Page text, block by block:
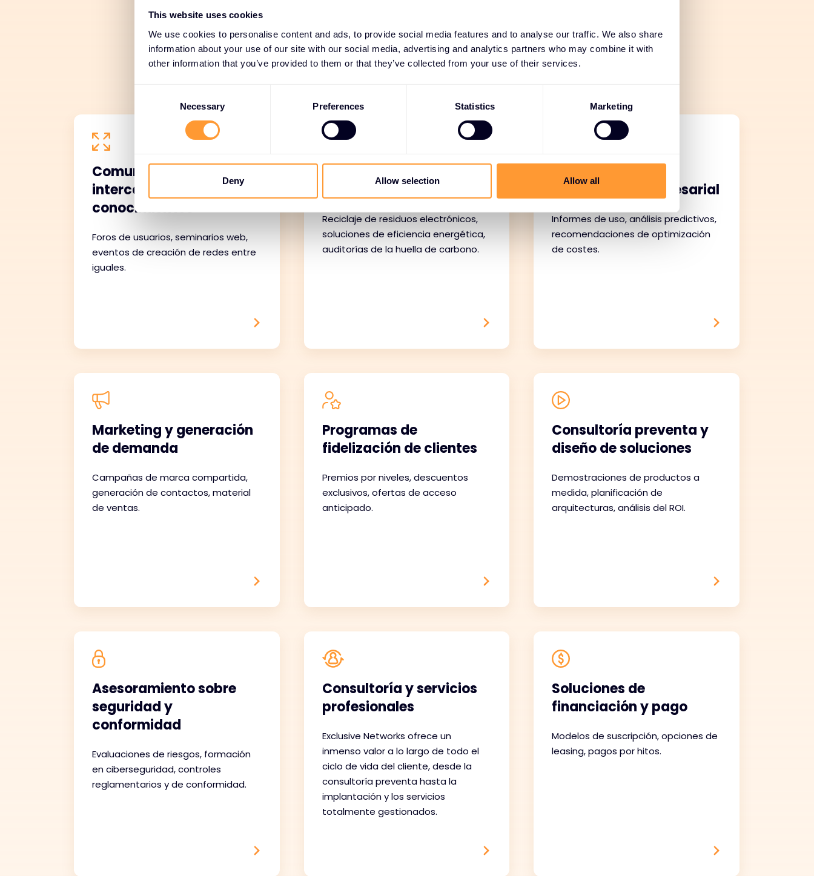
This website uses cookies
We use cookies to personalise content and ads, to provide social media features and to analyse our traffic. We also share
information about your use of our site with our social media, advertising and analytics partners who may combine it with
other information that you’ve provided to them or that they’ve collected from your use of their services.
t
S
e
e
c
Necessary Preferences Statistics Marketing
Deny Allow selection Allow all
Despliegue e integración
Servicios gestionados y recurrentes
Comunidad e
intercambio de
conocimientos
Foros de usuarios, seminarios web,
eventos de creación de redes entre
iguales.
Iniciativas de
sostenibilidad
Reciclaje de residuos electrónicos,
soluciones de eficiencia energética,
auditorías de la huella de carbono.
Análisis de datos e
información empresarial
Informes de uso, análisis predictivos,
recomendaciones de optimización
de costes.
Marketing y generación
de demanda
Campañas de marca compartida,
generación de contactos, material
de ventas.
Programas de
fidelización de clientes
Premios por niveles, descuentos
exclusivos, ofertas de acceso
anticipado.
Consultoría preventa y
diseño de soluciones
Demostraciones de productos a
medida, planificación de
arquitecturas, análisis del ROI.
Asesoramiento sobre
seguridad y
conformidad
Evaluaciones de riesgos, formación
en ciberseguridad, controles
reglamentarios y de conformidad.
Consultoría y servicios
profesionales
Exclusive Networks ofrece un
inmenso valor a lo largo de todo el
ciclo de vida del cliente, desde la
consultoría preventa hasta la
implantación y los servicios
totalmente gestionados.
Soluciones de
financiación y pago
Modelos de suscripción, opciones de
leasing, pagos por hitos.